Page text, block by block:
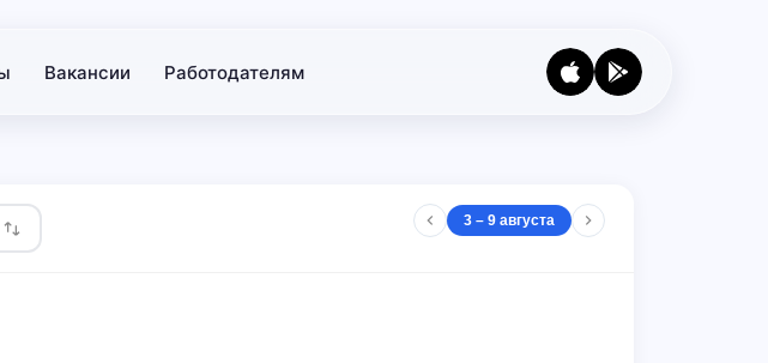
Вакансии Работодателям
3 – 9 августа